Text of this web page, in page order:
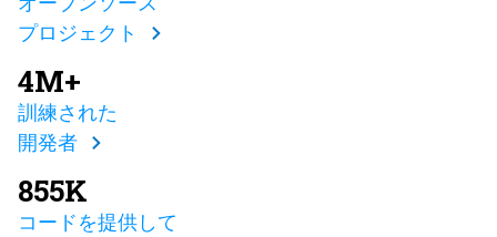
プロジェクト
4M+
訓練された
開発者
855K
コードを提供して